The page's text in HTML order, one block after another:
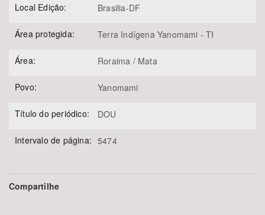
Local Edição: Brasilia-DF
Área protegida: Terra Indígena Yanomami - TI
Área: Roraima / Mata
Povo: Yanomami
Título do periódico: DOU
Intervalo de página: 5474
Compartilhe